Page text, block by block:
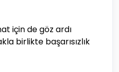
için de göz ardı
birlikte başarısızlık